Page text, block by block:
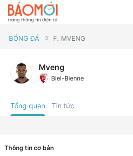
BÓNG ĐÁ F. MVENG
Mveng
Biel-Bienne
Tổng quan Tin tức
Thông tin cơ bản